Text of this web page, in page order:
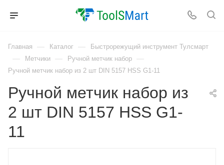
Главная — Каталог — Быстрорежущий инструмент Тулсмарт
— Метчики — Ручной метчик набор —
Ручной метчик набор из 2 шт DIN 5157 HSS G1-11
Ручной метчик набор из
2 шт DIN 5157 HSS G1-
11